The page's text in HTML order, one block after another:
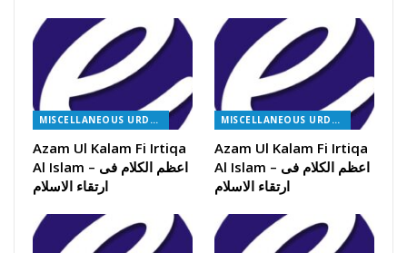
MISCELLANEOUS URDU BOOKS
Azam Ul Kalam Fi Irtiqa
Al Islam – اعظم الکلام فی
ارتقاء الاسلام
MISCELLANEOUS URDU BOOKS
Azam Ul Kalam Fi Irtiqa
Al Islam – اعظم الکلام فی
ارتقاء الاسلام